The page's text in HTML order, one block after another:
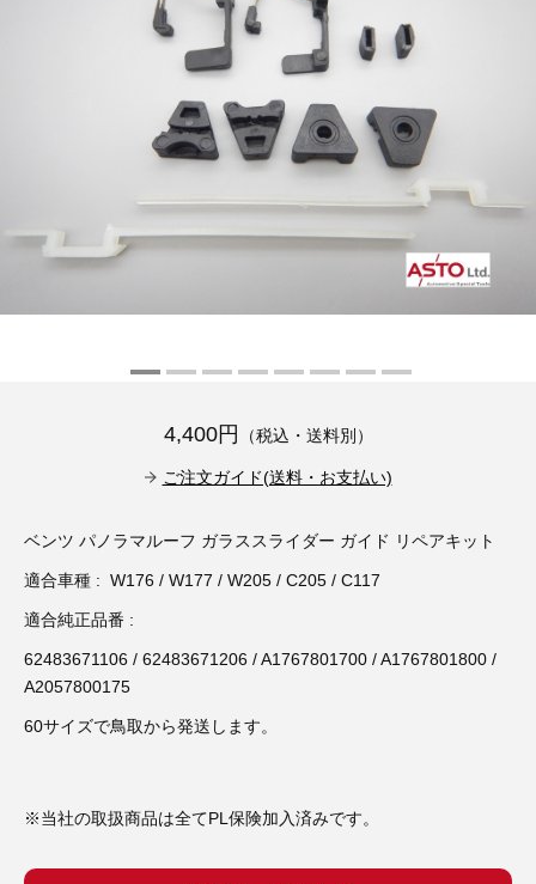
バッテリーテスター（4）
古い車両用診断テスター（10）
バイク用診断テスター（7）
その他（20）
イタリア/フランス車（27）
スウェーデン車（20）
バッテリーチャージャー（4）
ディーゼルインジェクター&グロープラグ ツール（7）
ホイールロック取り外しツール（6）
3D プリンターペン（8）
ブレーキキャリパーリペアキット（368）
4,400円 （税込・送料別）
ご注文ガイド(送料・お支払い)
ベンツ パノラマルーフ ガラススライダー ガイド リペアキット
適合車種 : W176 / W177 / W205 / C205 / C117
適合純正品番 :
62483671106 / 62483671206 / A1767801700 / A1767801800 /
A2057800175
60サイズで鳥取から発送します。
※当社の取扱商品は全てPL保険加入済みです。